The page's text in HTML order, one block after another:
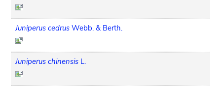
Juniperus cedrus Webb. & Berth.
Juniperus chinensis L.